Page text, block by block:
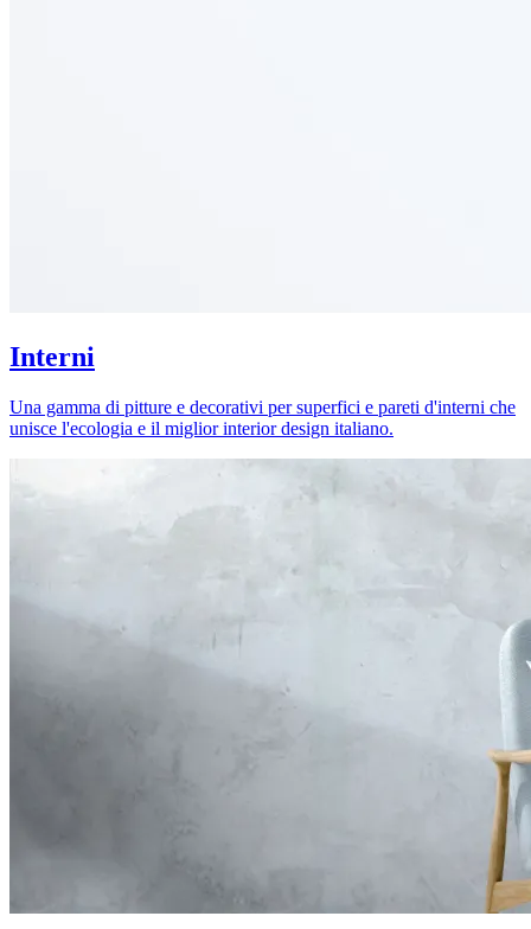
Interni
Una gamma di pitture e decorativi per superfici e pareti d'interni che
unisce l'ecologia e il miglior interior design italiano.